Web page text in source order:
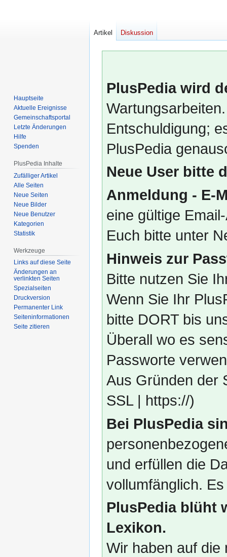
PlusPedia wird
Entschuldigung;
PlusPedia
Neue User bitte
Anmeldung - E-
eine gültige
Euch bitte unter
Hinweis zur
Bitte nutzen Sie
Wenn Sie Ihr
bitte DORT bis
Überall wo es
Passworte
Aus Gründen der
SSL | https://)
Bei PlusPedia
und erfüllen die
vollumfänglich.
PlusPedia blüht
Lexikon.
Wir haben auf die
Artikel Diskussion
Hauptseite
Aktuelle Ereignisse
Gemeinschafts­portal
Letzte Änderungen
Hilfe
Spenden
PlusPedia Inhalte
Zufälliger Artikel
Alle Seiten
Neue Seiten
Neue Bilder
Neue Benutzer
Kategorien
Statistik
Werkzeuge
Links auf diese Seite
Änderungen an
verlinkten Seiten
Spezialseiten
Druckversion
Permanenter Link
Seiten­­informationen
Seite zitieren